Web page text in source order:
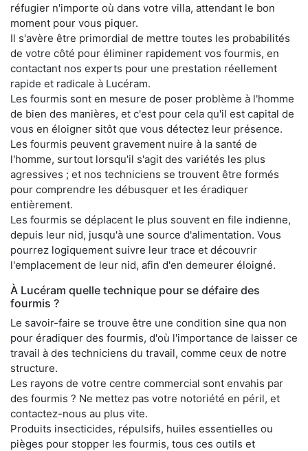
réfugier n'importe où dans votre villa, attendant le bon
moment pour vous piquer.
Il s'avère être primordial de mettre toutes les probabilités
de votre côté pour éliminer rapidement vos fourmis, en
contactant nos experts pour une prestation réellement
rapide et radicale à Lucéram.
Les fourmis sont en mesure de poser problème à l'homme
de bien des manières, et c'est pour cela qu'il est capital de
vous en éloigner sitôt que vous détectez leur présence.
Les fourmis peuvent gravement nuire à la santé de
l'homme, surtout lorsqu'il s'agit des variétés les plus
agressives ; et nos techniciens se trouvent être formés
pour comprendre les débusquer et les éradiquer
entièrement.
Les fourmis se déplacent le plus souvent en file indienne,
depuis leur nid, jusqu'à une source d'alimentation. Vous
pourrez logiquement suivre leur trace et découvrir
l'emplacement de leur nid, afin d'en demeurer éloigné.
À Lucéram quelle technique pour se défaire des
fourmis ?
Le savoir-faire se trouve être une condition sine qua non
pour éradiquer des fourmis, d'où l'importance de laisser ce
travail à des techniciens du travail, comme ceux de notre
structure.
Les rayons de votre centre commercial sont envahis par
des fourmis ? Ne mettez pas votre notoriété en péril, et
contactez-nous au plus vite.
Produits insecticides, répulsifs, huiles essentielles ou
pièges pour stopper les fourmis, tous ces outils et